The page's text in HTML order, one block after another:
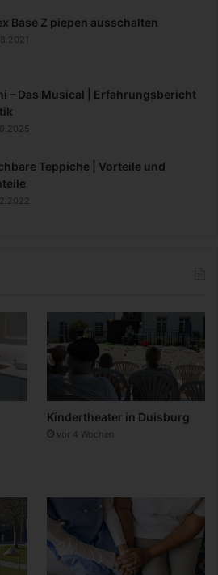
Base Z piepen ausschalten
– Das Musical | Erfahrungsbericht
Teppiche | Vorteile und
Kindertheater in Duisburg
vor 4 Wochen